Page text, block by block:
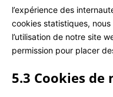
l’expérience des
cookies statistiques,
l’utilisation de notre site
permission pour placer
5.3 Cookies